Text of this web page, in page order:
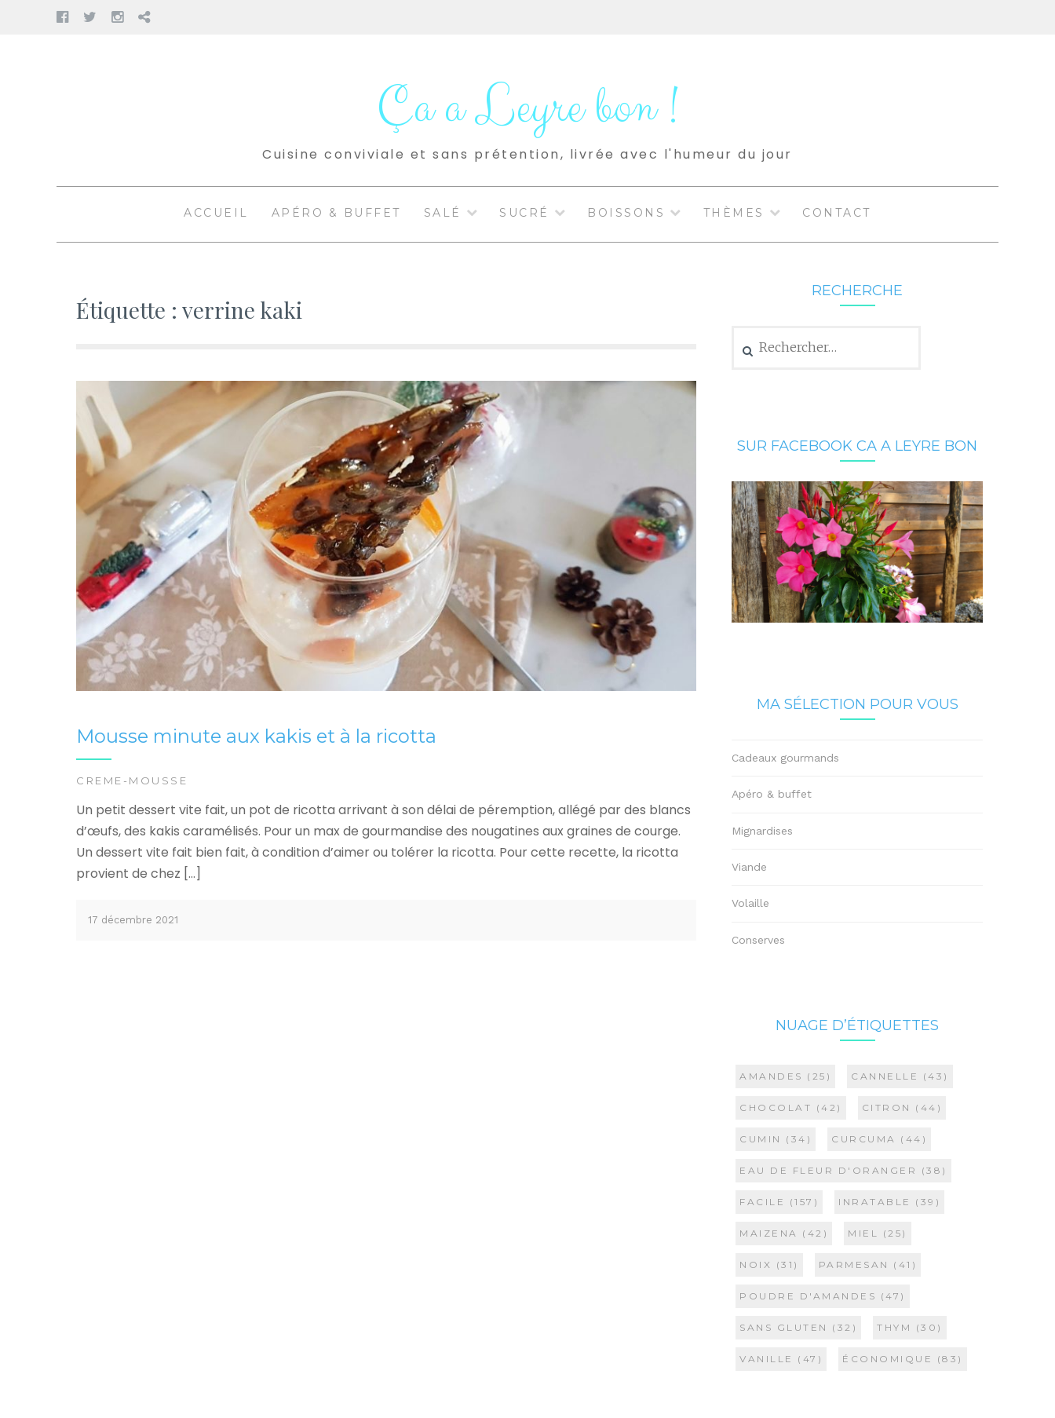
FacebookTwitter
Instagram
Pinterest
Ça a Leyre bon !
Cuisine conviviale et sans prétention, livrée avec l'humeur du jour
ACCUEIL APÉRO & BUFFET SALÉ SUCRÉ BOISSONS THÈMES CONTACT
Étiquette : verrine kaki
Mousse minute aux kakis et à la ricotta
CREME-MOUSSE
Un petit dessert vite fait, un pot de ricotta arrivant à son délai de péremption, allégé par des blancs
d’œufs, des kakis caramélisés. Pour un max de gourmandise des nougatines aux graines de courge.
Un dessert vite fait bien fait, à condition d’aimer ou tolérer la ricotta. Pour cette recette, la ricotta
provient de chez […]
17 décembre 2021
RECHERCHE
SUR FACEBOOK CA A LEYRE BON
MA SÉLECTION POUR VOUS
Cadeaux gourmands
Apéro & buffet
Mignardises
Viande
Volaille
Conserves
NUAGE D’ÉTIQUETTES
AMANDES (25) CANNELLE (43)
CHOCOLAT (42) CITRON (44)
CUMIN (34) CURCUMA (44)
EAU DE FLEUR D'ORANGER (38)
FACILE (157) INRATABLE (39)
MAIZENA (42) MIEL (25)
NOIX (31) PARMESAN (41)
POUDRE D'AMANDES (47)
SANS GLUTEN (32) THYM (30)
VANILLE (47) ÉCONOMIQUE (83)